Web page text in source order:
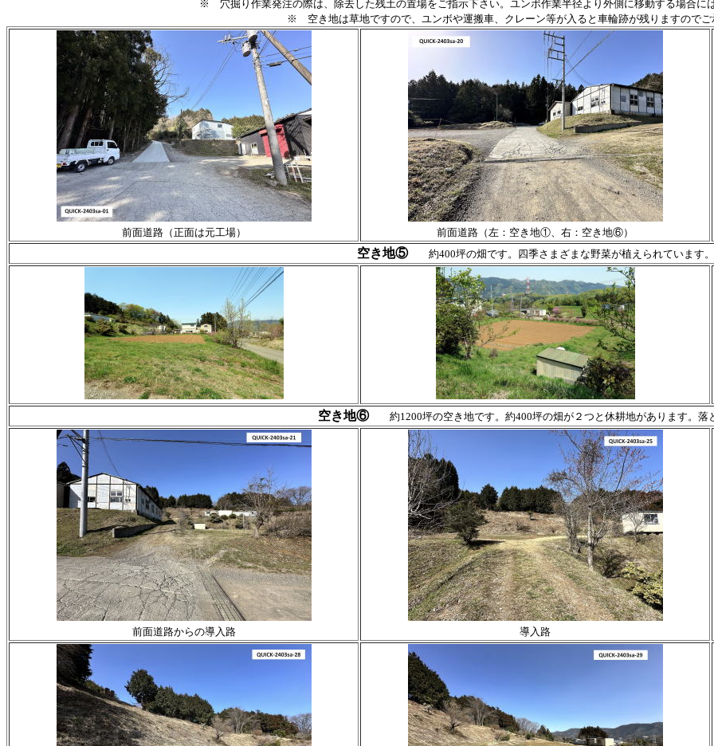
※ 穴掘り作業発注の際は、除去した残土の置場をご指示下さい。ユンボ作業半径より外側に移動する場合に
※ 空き地は草地ですので、ユンボや運搬車、クレーン等が入ると車輪跡が残りますのでご
前面道路（正面は元工場） 前面道路（左：空き地①、右：空き地⑥）
空き地⑤ 約400坪の畑です。四季さまざまな野菜が植えられています。
空き地⑥ 約1200坪の空き地です。約400坪の畑が２つと休耕地があります。落
前面道路からの導入路 導入路